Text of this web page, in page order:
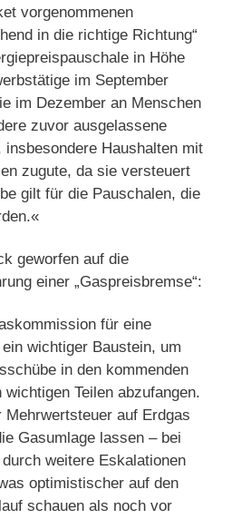
vorgenommenen
in die richtige Richtung“
in Höhe
im September
im Dezember an Menschen
zuvor ausgelassene
insbesondere Haushalten mit
zugute, da sie versteuert
gilt für die Pauschalen, die
geworfen auf die
einer „Gaspreisbremse“:
für eine
wichtiger Baustein, um
in den kommenden
Teilen abzufangen.
Mehrwertsteuer auf Erdgas
Gasumlage lassen – bei
weitere Eskalationen
optimistischer auf den
schauen als noch vor